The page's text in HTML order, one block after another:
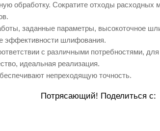
обработку. Сократите отходы расходных
заданные параметры, высокоточное
эффективности шлифования.
с различными потребностями,
идеальная реализация.
непреходящую точность.
Потрясающий! Поделиться с: